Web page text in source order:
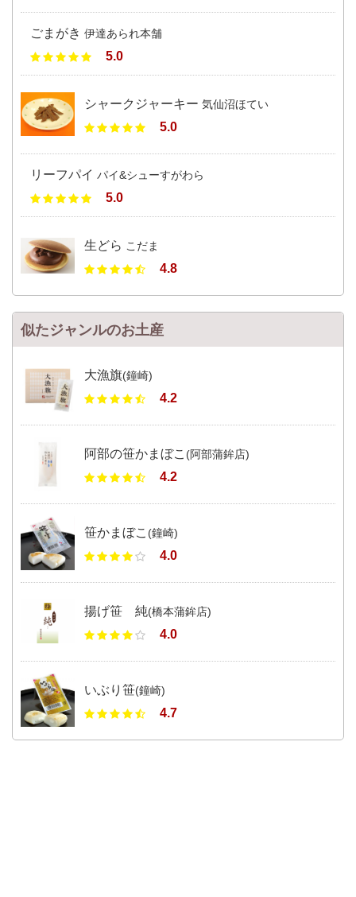
ごまがき 伊達あられ本舗
5.0
シャークジャーキー 気仙沼ほてい
5.0
リーフパイ パイ&シューすがわら
5.0
生どら こだま
4.8
似たジャンルのお土産
大漁旗(鐘崎)
4.2
阿部の笹かまぼこ (阿部蒲鉾店)
4.2
笹かまぼこ (鐘崎)
4.0
揚げ笹 純(橋本蒲鉾店)
4.0
いぶり笹(鐘崎)
4.7